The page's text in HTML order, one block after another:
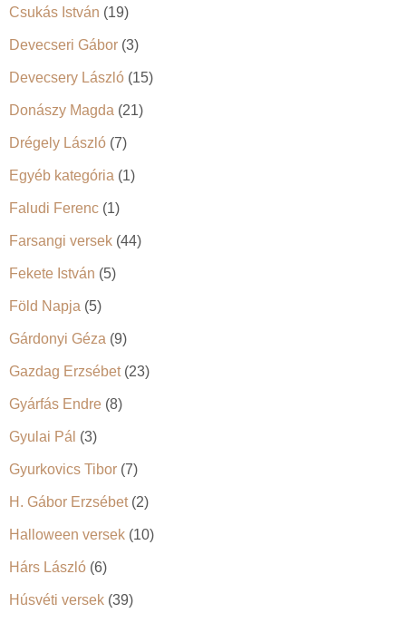
Csukás István (19)
Devecseri Gábor (3)
Devecsery László (15)
Donászy Magda (21)
Drégely László (7)
Egyéb kategória (1)
Faludi Ferenc (1)
Farsangi versek (44)
Fekete István (5)
Föld Napja (5)
Gárdonyi Géza (9)
Gazdag Erzsébet(23)
Gyárfás Endre (8)
Gyulai Pál (3)
Gyurkovics Tibor (7)
H. Gábor Erzsébet(2)
Halloween versek (10)
Hárs László (6)
Húsvéti versek (39)